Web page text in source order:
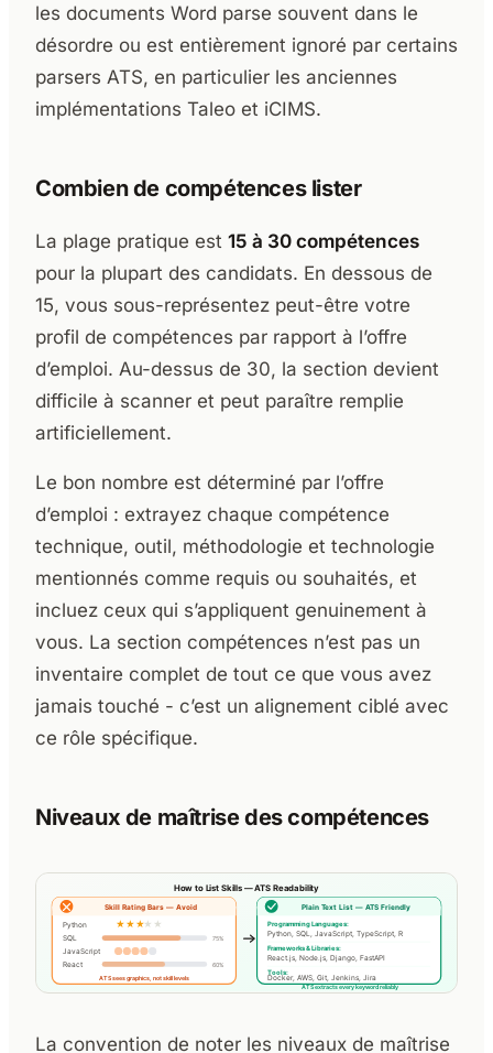
les documents Word parse souvent dans le
désordre ou est entièrement ignoré par certains
parsers ATS, en particulier les anciennes
implémentations Taleo et iCIMS.
Combien de compétences lister
La plage pratique est 15 à 30 compétences
pour la plupart des candidats. En dessous de
15, vous sous-représentez peut-être votre
profil de compétences par rapport à l’offre
d’emploi. Au-dessus de 30, la section devient
difficile à scanner et peut paraître remplie
artificiellement.
Le bon nombre est déterminé par l’offre
d’emploi : extrayez chaque compétence
technique, outil, méthodologie et technologie
mentionnés comme requis ou souhaités, et
incluez ceux qui s’appliquent genuinement à
vous. La section compétences n’est pas un
inventaire complet de tout ce que vous avez
jamais touché - c’est un alignement ciblé avec
ce rôle spécifique.
Niveaux de maîtrise des compétences
La convention de noter les niveaux de maîtrise